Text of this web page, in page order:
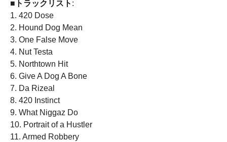
■トラックリスト :
1. 420 Dose
2. Hound Dog Mean
3. One False Move
4. Nut Testa
5. Northtown Hit
6. Give A Dog A Bone
7. Da Rizeal
8. 420 Instinct
9. What Niggaz Do
10. Portrait of a Hustler
11. Armed Robbery